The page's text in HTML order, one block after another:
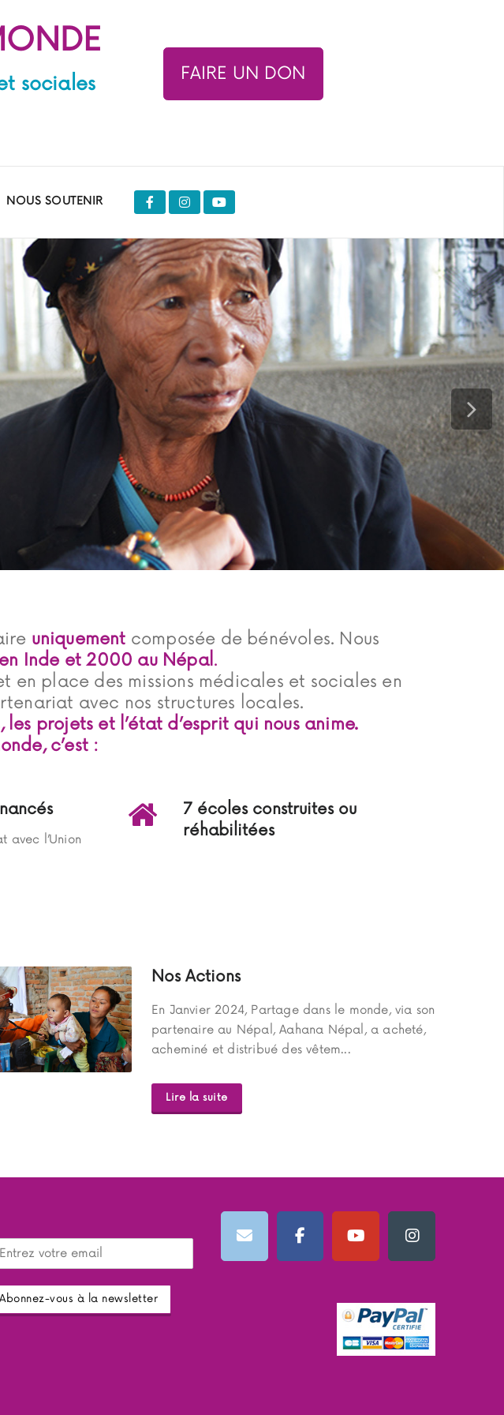
sociales
FAIRE UN DON
NOUS SOUTENIR
uniquement composée de bénévoles. Nous
Inde et 2000 au Népal .
en place des missions médicales et sociales en
avec nos structures locales.
projets et l’état d’esprit qui nous anime.
c’est :
avec l’Union
7 écoles construites ou
réhabilitées
Nos Actions
En Janvier 2024, Partage dans le monde, via son
partenaire au Népal, Aahana Népal, a acheté,
acheminé et distribué des vêtem...
Lire la suite